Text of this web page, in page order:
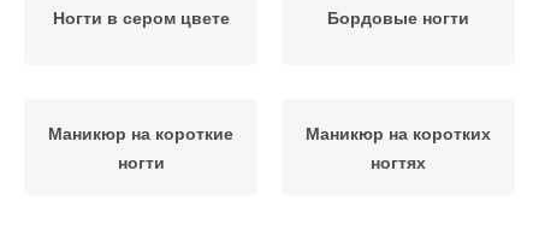
Ногти в сером цвете Бордовые ногти
Маникюр на короткие
ногти
Маникюр на коротких
ногтях